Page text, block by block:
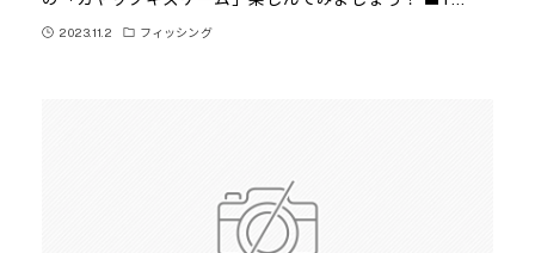
2023.11.2 フィッシング